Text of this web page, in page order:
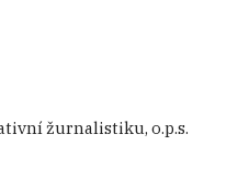
žurnalistiku, o.p.s.